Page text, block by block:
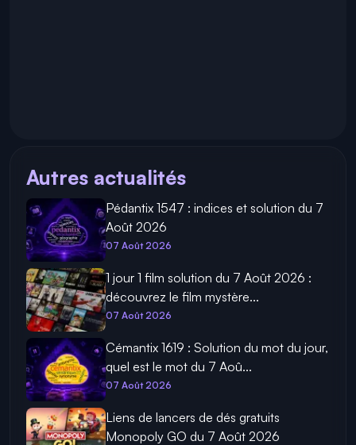
Autres actualités
Pédantix 1547 : indices et solution du 7
Août 2026
07 Août 2026
1 jour 1 film solution du 7 Août 2026 :
découvrez le film mystère...
07 Août 2026
Cémantix 1619 : Solution du mot du jour,
quel est le mot du 7 Aoû...
07 Août 2026
Liens de lancers de dés gratuits
Monopoly GO du 7 Août 2026